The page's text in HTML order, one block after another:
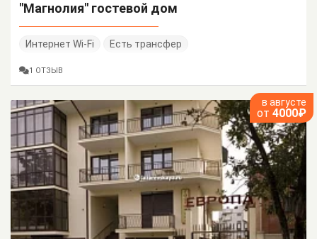
"Магнолия" гостевой дом
Интернет Wi-Fi Есть трансфер
1 ОТЗЫВ
в августе
от 4000₽